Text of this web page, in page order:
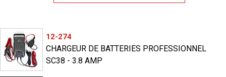
12-274
CHARGEUR DE BATTERIES PROFESSIONNEL
SC38 - 3.8 AMP